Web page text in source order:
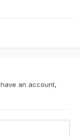
an account,